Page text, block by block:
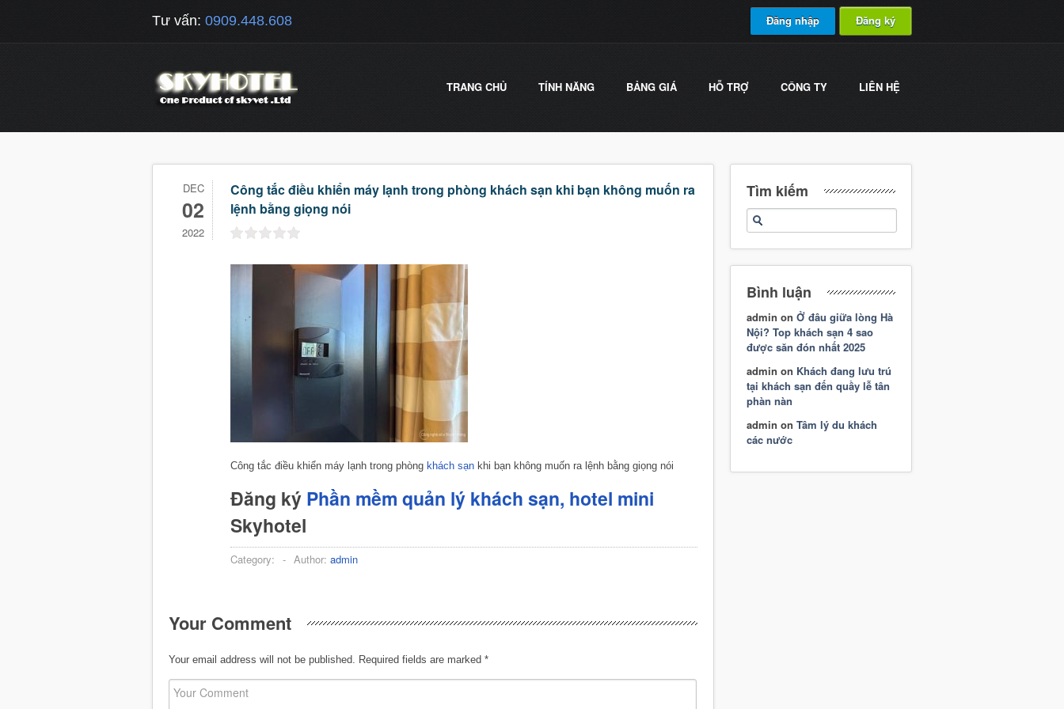
Tư vấn: 0909.448.608 Đăng nhập Đăng ký
TRANG CHỦ TÍNH NĂNG BẢNG GIÁ HỖ TRỢ CÔNG TY LIÊN HỆ
DEC
02
2022
Công tắc điều khiển máy lạnh trong phòng khách sạn khi bạn không muốn ra
lệnh bằng giọng nói
Công tắc điều khiển máy lạnh trong phòng khách sạn khi bạn không muốn ra lệnh bằng giọng nói
Đăng ký Phần mềm quản lý khách sạn, hotel mini
Skyhotel
Category: - Author: admin
Your Comment
Your email address will not be published. Required fields are marked *
Tìm kiếm
Bình luận
admin on Ở đâu giữa lòng Hà
Nội? Top khách sạn 4 sao
được săn đón nhất 2025
admin on Khách đang lưu trú
tại khách sạn đến quầy lễ tân
phàn nàn
admin on Tâm lý du khách
các nước